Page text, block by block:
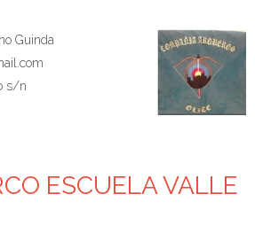
Guinda
s/n
ESCUELA VALLE